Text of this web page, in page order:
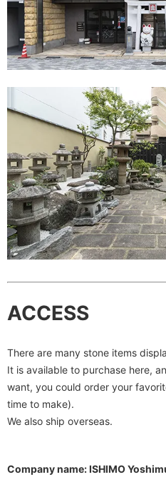
ACCESS
There are many stone items
It is available to purchase here,
want, you could order your
time to make).
We also ship overseas.
Company name: ISHIMO